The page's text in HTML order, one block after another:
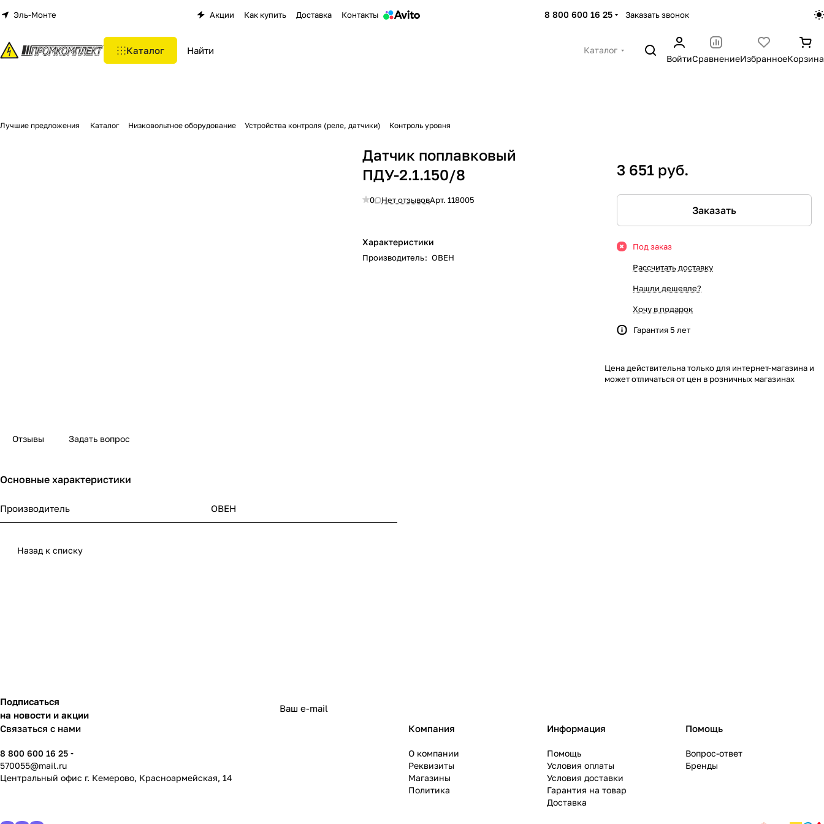
Эль-Монте Акции Как купить Доставка Контакты 8 800 600 16 25 Заказать звонок
Каталог
Каталог
ВойтиСравнениеИзбранноеКорзина
Лучшие предложения Каталог Низковольтное оборудование Устройства контроля (реле, датчики) Контроль уровня
Датчик поплавковый
ПДУ-2.1.150/8
0 Нет отзывовАрт.118005
Характеристики
Производитель: ОВЕН
3 651 руб.
Заказать
Под заказ
Рассчитать доставку
Нашли дешевле?
Хочу в подарок
Гарантия 5 лет
Цена действительна только для интернет-магазина и
может отличаться от цен в розничных магазинах
Отзывы Задать вопрос
Основные характеристики
Производитель ОВЕН
Назад к списку
Подписаться
на новости и акции
Связаться с нами
8 800 600 16 25
570055@mail.ru
Центральный офис г. Кемерово, Красноармейская, 14
Компания
О компании
Реквизиты
Магазины
Политика
Информация
Помощь
Условия оплаты
Условия доставки
Гарантия на товар
Доставка
Помощь
Вопрос-ответ
Бренды